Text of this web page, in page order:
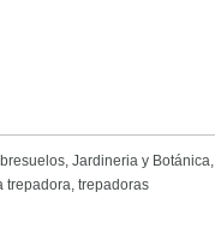
, Jardineria y Botánica,
trepadora, trepadoras